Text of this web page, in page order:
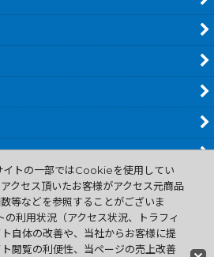
トの一部ではCookieを使用してい
クセス頂いたお客様がアクセス元商品
等などを参照することがございま
の利用状況（アクセス状況、トラフィ
自体の改善や、当社からお客様に提
閲覧の利便性、当ページの売上改善